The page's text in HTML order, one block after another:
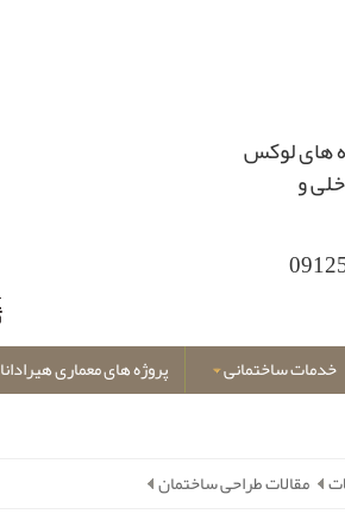
های لوکس
و
خدمات ساختمانی پروژه های معماری هیرادانا
مقالات طراحی ساختمان